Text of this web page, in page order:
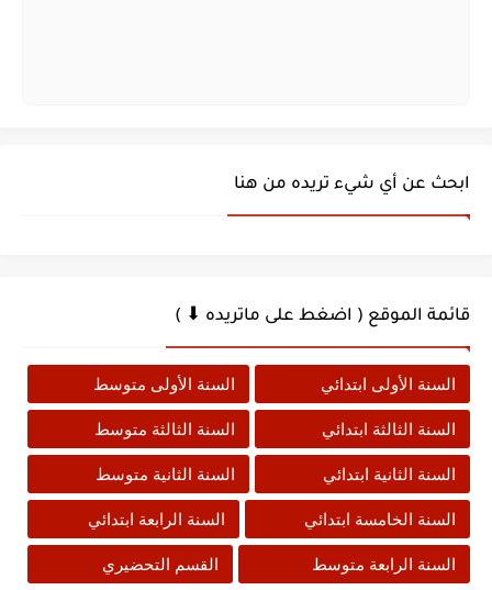
ابحث عن أي شيء تريده من هنا
قائمة الموقع ( اضغط على ماتريده ⬇ )
السنة الأولى ابتدائي السنة الأولى متوسط
السنة الثالثة ابتدائي السنة الثالثة متوسط
السنة الثانية ابتدائي السنة الثانية متوسط
السنة الخامسة ابتدائي السنة الرابعة ابتدائي
السنة الرابعة متوسط القسم التحضيري